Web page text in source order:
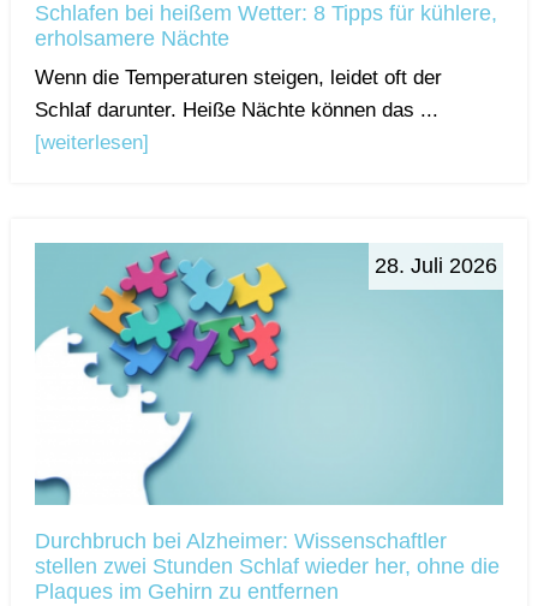
Schlafen bei heißem Wetter: 8 Tipps für kühlere,
erholsamere Nächte
Wenn die Temperaturen steigen, leidet oft der
Schlaf darunter. Heiße Nächte können das ...
[weiterlesen]
28. Juli 2026
Durchbruch bei Alzheimer: Wissenschaftler
stellen zwei Stunden Schlaf wieder her, ohne die
Plaques im Gehirn zu entfernen